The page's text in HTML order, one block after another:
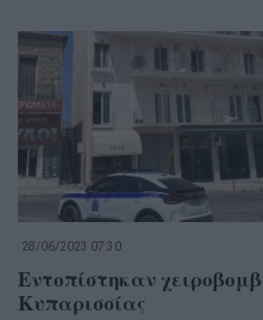
28/06/2023 07:30
Εντοπίστηκαν
Κυπαρισσίας